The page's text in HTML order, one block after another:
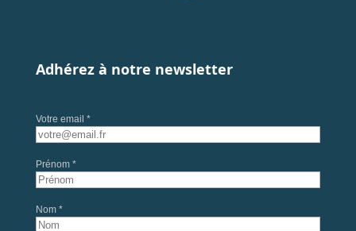
Adhérez à notre newsletter
Votre email *
Prénom *
Nom *